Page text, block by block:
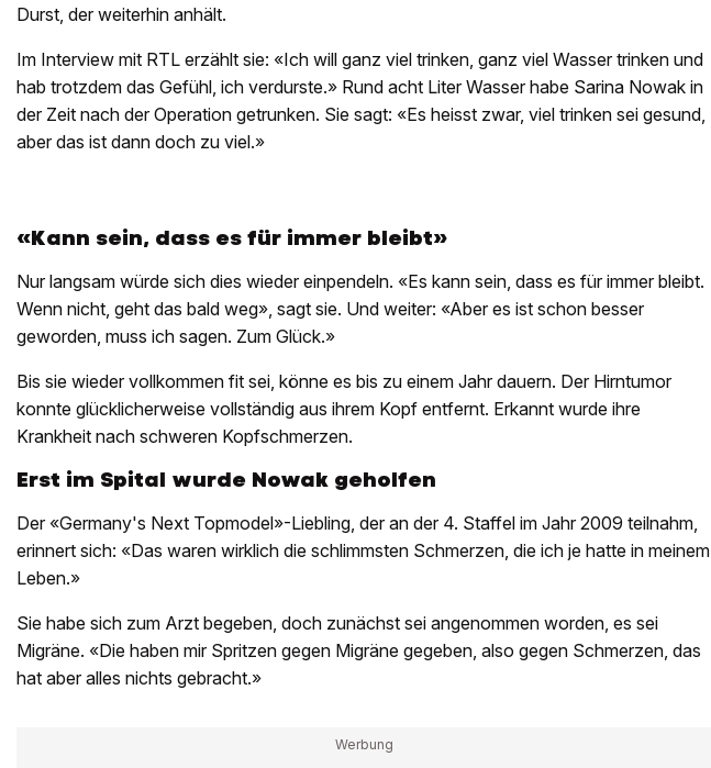
Durst, der weiterhin anhält.
Im Interview mit RTL erzählt sie: «Ich will ganz viel trinken, ganz viel Wasser trinken und
hab trotzdem das Gefühl, ich verdurste.» Rund acht Liter Wasser habe Sarina Nowak in
der Zeit nach der Operation getrunken. Sie sagt: «Es heisst zwar, viel trinken sei gesund,
aber das ist dann doch zu viel.»
«Kann sein, dass es für immer bleibt»
Nur langsam würde sich dies wieder einpendeln. «Es kann sein, dass es für immer bleibt.
Wenn nicht, geht das bald weg», sagt sie. Und weiter: «Aber es ist schon besser
geworden, muss ich sagen. Zum Glück.»
Bis sie wieder vollkommen fit sei, könne es bis zu einem Jahr dauern. Der Hirntumor
konnte glücklicherweise vollständig aus ihrem Kopf entfernt. Erkannt wurde ihre
Krankheit nach schweren Kopfschmerzen.
Erst im Spital wurde Nowak geholfen
Der «Germany's Next Topmodel»-Liebling, der an der 4. Staffel im Jahr 2009 teilnahm,
erinnert sich: «Das waren wirklich die schlimmsten Schmerzen, die ich je hatte in meinem
Leben.»
Sie habe sich zum Arzt begeben, doch zunächst sei angenommen worden, es sei
Migräne. «Die haben mir Spritzen gegen Migräne gegeben, also gegen Schmerzen, das
hat aber alles nichts gebracht.»